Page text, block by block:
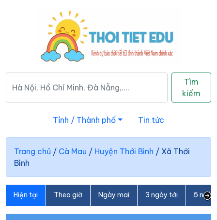
Tìm
kiếm
Tỉnh / Thành phố Tin tức
Trang chủ / Cà Mau / Huyện Thới Bình / Xã Thới
Bình
Hiện tại Theo giờ Ngày mai 3 ngày tới 5